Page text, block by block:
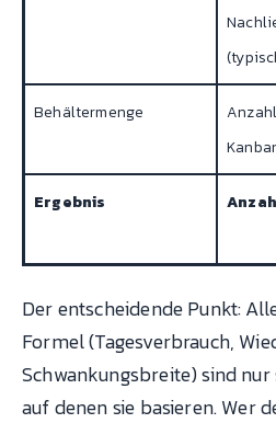
Behältermenge
Ergebnis
Der entscheidende Punkt:
Formel (Tagesverbrauch,
Schwankungsbreite) sind nur
auf denen sie basieren. Wer